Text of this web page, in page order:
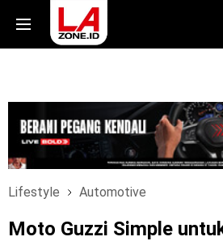
Lifestyle Automotive
Moto Guzzi Simple